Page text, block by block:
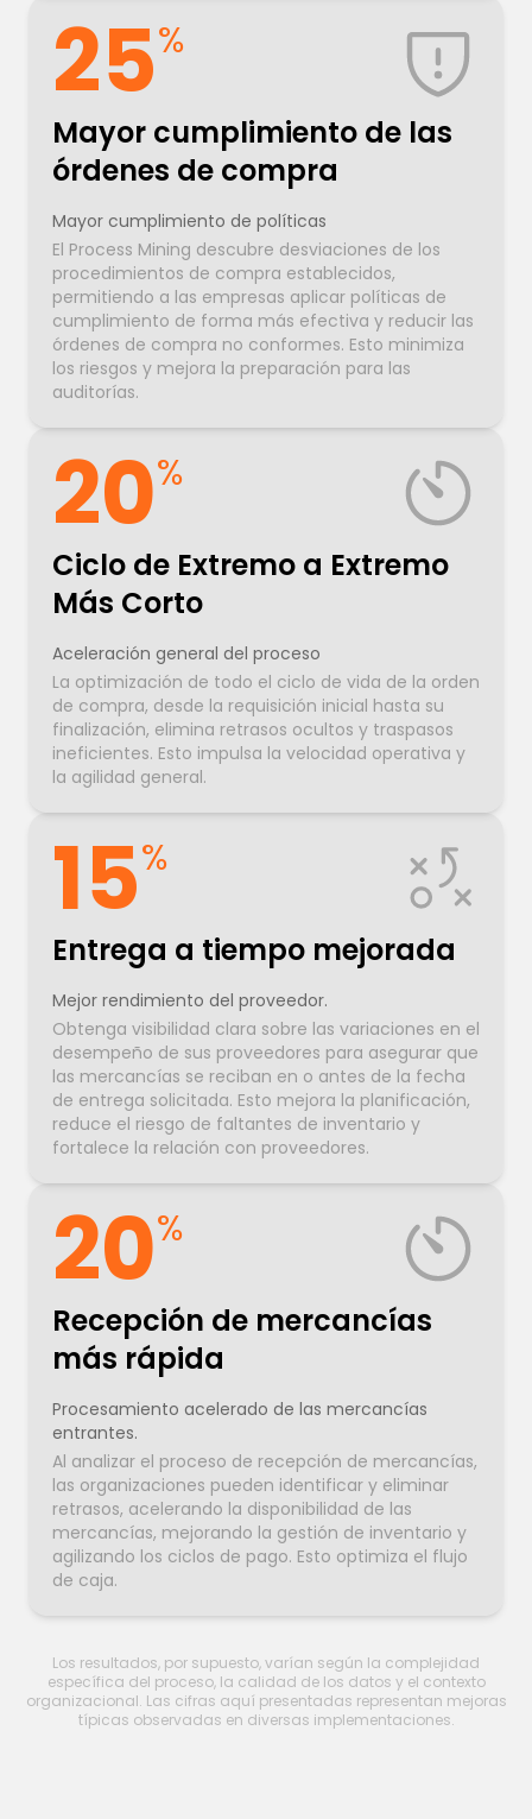
25%
Mayor cumplimiento de las
órdenes de compra
Mayor cumplimiento de políticas
El Process Mining descubre desviaciones de los
procedimientos de compra establecidos,
permitiendo a las empresas aplicar políticas de
cumplimiento de forma más efectiva y reducir las
órdenes de compra no conformes. Esto minimiza
los riesgos y mejora la preparación para las
auditorías.
20%
Ciclo de Extremo a Extremo
Más Corto
Aceleración general del proceso
La optimización de todo el ciclo de vida de la orden
de compra, desde la requisición inicial hasta su
finalización, elimina retrasos ocultos y traspasos
ineficientes. Esto impulsa la velocidad operativa y
la agilidad general.
15%
Entrega a tiempo mejorada
Mejor rendimiento del proveedor.
Obtenga visibilidad clara sobre las variaciones en el
desempeño de sus proveedores para asegurar que
las mercancías se reciban en o antes de la fecha
de entrega solicitada. Esto mejora la planificación,
reduce el riesgo de faltantes de inventario y
fortalece la relación con proveedores.
20%
Recepción de mercancías
más rápida
Procesamiento acelerado de las mercancías
entrantes.
Al analizar el proceso de recepción de mercancías,
las organizaciones pueden identificar y eliminar
retrasos, acelerando la disponibilidad de las
mercancías, mejorando la gestión de inventario y
agilizando los ciclos de pago. Esto optimiza el flujo
de caja.
Los resultados, por supuesto, varían según la complejidad
específica del proceso, la calidad de los datos y el contexto
organizacional. Las cifras aquí presentadas representan mejoras
típicas observadas en diversas implementaciones.